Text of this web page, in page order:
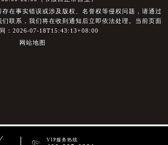
在事实错误或涉及版权、名誉权等侵权问题，请通过
联系，我们将在收到通知后立即依法处理。当前页面
：2026-07-18T15:43:13+08:00
网站地图
VIP服务热线